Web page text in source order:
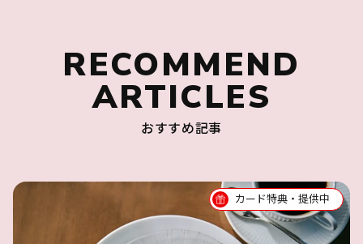
RECOMMEND
ARTICLES
おすすめ記事
カード特典・提供中